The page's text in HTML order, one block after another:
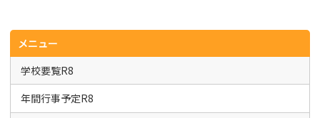
メニュー
学校要覧R8
年間行事予定R8